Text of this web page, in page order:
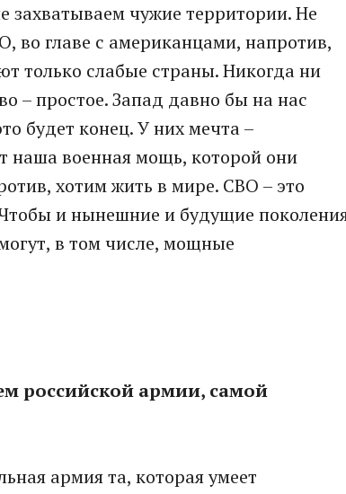
захватываем чужие территории. Не
во главе с американцами, напротив,
только слабые страны. Никогда ни
– простое. Запад давно бы на нас
будет конец. У них мечта –
наша военная мощь, которой они
хотим жить в мире. СВО – это
и нынешние и будущие
в том числе, мощные
российской армии, самой
армия та, которая умеет